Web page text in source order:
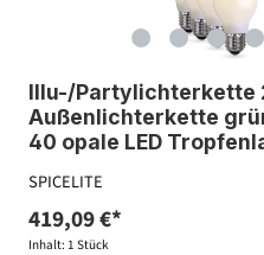
Illu-/Partylichterkette
Außenlichterkette
40 opale LED
SPICELITE
419,09 €*
Inhalt: 1 Stück